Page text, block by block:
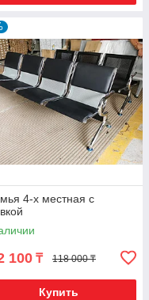
4-х местная с
100 ₸ 118 000 ₸
Купить